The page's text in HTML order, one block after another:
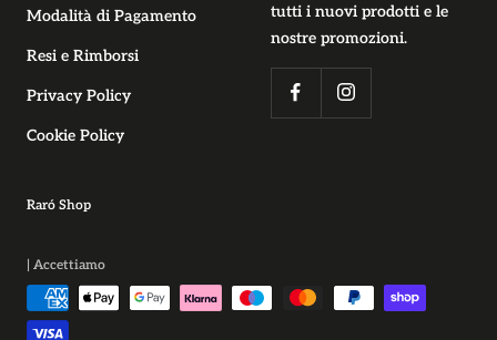
Modalità di Pagamento
Resi e Rimborsi
Privacy Policy
Cookie Policy
tutti i nuovi prodotti e le
nostre promozioni.
Raró Shop
| Accettiamo